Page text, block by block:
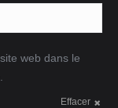
web dans le
Effacer